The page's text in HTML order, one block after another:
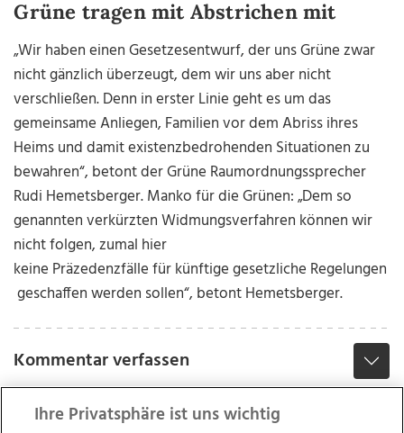
Grüne tragen mit Abstrichen mit
„Wir haben einen Gesetzesentwurf, der uns Grüne zwar
nicht gänzlich überzeugt, dem wir uns aber nicht
verschließen. Denn in erster Linie geht es um das
gemeinsame Anliegen, Familien vor dem Abriss ihres
Heims und damit existenzbedrohenden Situationen zu
bewahren“, betont der Grüne Raumordnungssprecher
Rudi Hemetsberger. Manko für die Grünen: „Dem so
genannten verkürzten Widmungsverfahren können wir
nicht folgen, zumal hier
keine Präzedenzfälle für künftige gesetzliche Regelungen
geschaffen werden sollen“, betont Hemetsberger.
Kommentar verfassen
Ihre Privatsphäre ist uns wichtig